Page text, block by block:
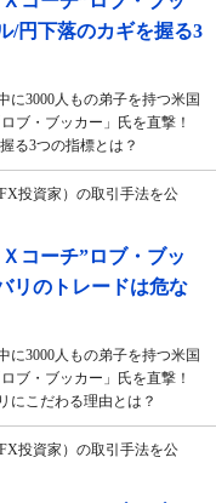
/円下落のカギを握る3
に3000人もの弟子を持つ米国
ブ・ブッカー」氏を直撃！
る3つの指標とは？
投資家）の取引手法を公
コーチ”ロブ・ブッ
リのトレードは危な
に3000人もの弟子を持つ米国
ブ・ブッカー」氏を直撃！
にこだわる理由とは？
投資家）の取引手法を公